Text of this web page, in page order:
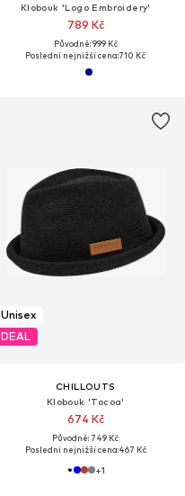
Klobouk 'Logo Embroidery'
789 Kč
Původně: 999 Kč
Poslední nejnižší cena:710 Kč
Unisex
DEAL
CHILLOUTS
Klobouk 'Tocoa'
674 Kč
Původně: 749 Kč
Poslední nejnižší cena:467 Kč
+1